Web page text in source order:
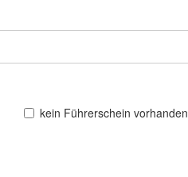
kein Führerschein vorhanden